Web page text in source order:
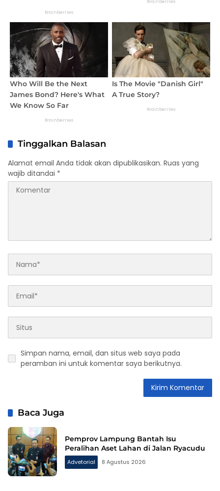
Tinggalkan Balasan
Alamat email Anda tidak akan dipublikasikan. Ruas yang
wajib ditandai *
Simpan nama, email, dan situs web saya pada
peramban ini untuk komentar saya berikutnya.
Baca Juga
Pemprov Lampung Bantah Isu
Peralihan Aset Lahan di Jalan Ryacudu
Advetorial 8 Agustus 2026